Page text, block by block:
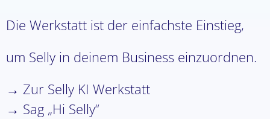
Die Werkstatt ist der einfachste Einstieg,
um Selly in deinem Business einzuordnen.
→ Zur Selly KI Werkstatt
→ Sag „Hi Selly“